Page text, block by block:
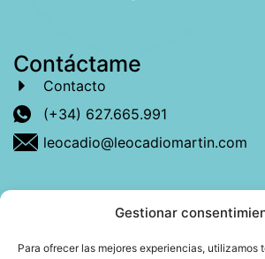
Gestionar
Para ofrecer las mejores experiencias, utilizamos
Contáctame
Contacto
(+34) 627.665.991
leocadio@leocadiomartin.com
Descubre más sobre mí